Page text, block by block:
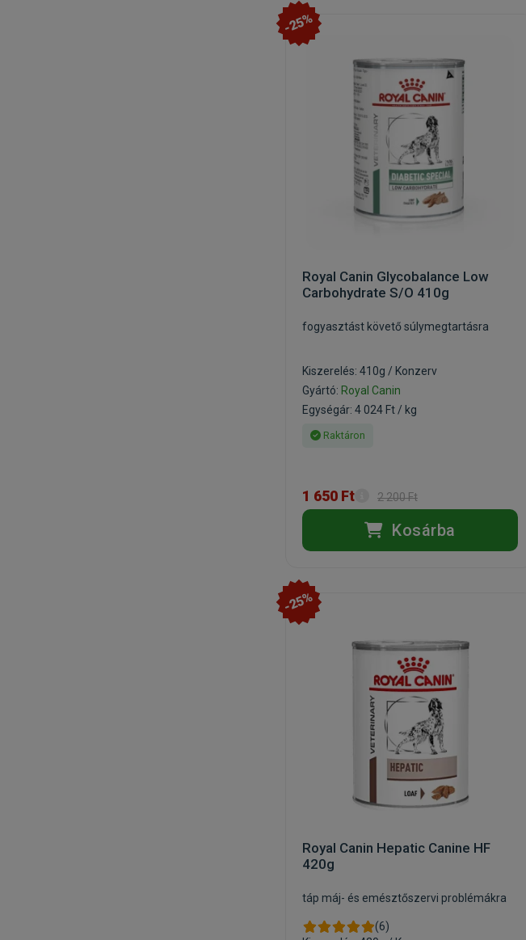
-25%
Royal Canin Glycobalance Low
Carbohydrate S/O 410g
fogyasztást követő súlymegtartásra
Kiszerelés: 410g / Konzerv
Gyártó: Royal Canin
Egységár: 4 024 Ft / kg
Raktáron
1 650 Ft 2 200 Ft
Kosárba
-25%
Royal Canin Hepatic Canine HF
420g
táp máj- és emésztőszervi problémákra
(6)